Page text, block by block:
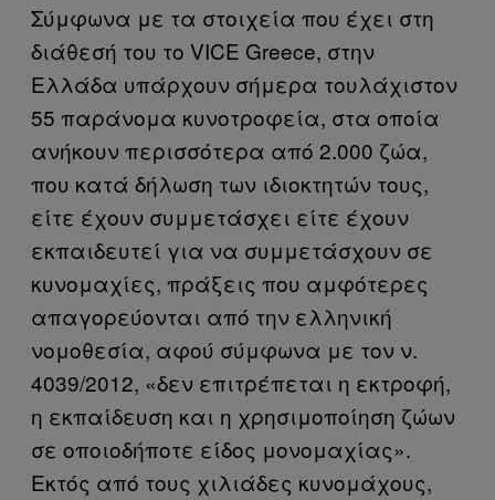
Σύμφωνα με τα στοιχεία που έχει στη
διάθεσή του το VICE Greece, στην
Ελλάδα υπάρχουν σήμερα τουλάχιστον
55 παράνομα κυνοτροφεία, στα οποία
ανήκουν περισσότερα από 2.000 ζώα,
που κατά δήλωση των ιδιοκτητών τους,
είτε έχουν συμμετάσχει είτε έχουν
εκπαιδευτεί για να συμμετάσχουν σε
κυνομαχίες, πράξεις που αμφότερες
απαγορεύονται από την ελληνική
νομοθεσία, αφού σύμφωνα με τον ν.
4039/2012, «δεν επιτρέπεται η εκτροφή,
η εκπαίδευση και η χρησιμοποίηση ζώων
σε οποιοδήποτε είδος μονομαχίας».
Εκτός από τους χιλιάδες κυνομάχους,